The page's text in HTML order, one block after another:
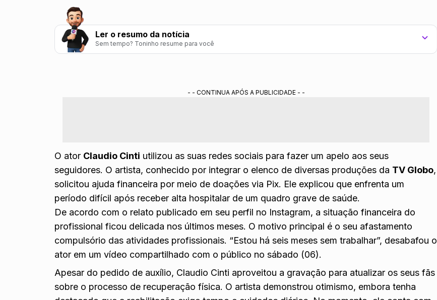
Ler o resumo da notícia
Sem tempo? Toninho resume para você
- - CONTINUA APÓS A PUBLICIDADE - -
O ator Claudio Cinti utilizou as suas redes sociais para fazer um apelo aos seus
seguidores. O artista, conhecido por integrar o elenco de diversas produções da TV Globo,
solicitou ajuda financeira por meio de doações via Pix. Ele explicou que enfrenta um
período difícil após receber alta hospitalar de um quadro grave de saúde.
De acordo com o relato publicado em seu perfil no Instagram, a situação financeira do
profissional ficou delicada nos últimos meses. O motivo principal é o seu afastamento
compulsório das atividades profissionais. “Estou há seis meses sem trabalhar”, desabafou o
ator em um vídeo compartilhado com o público no sábado (06).
Apesar do pedido de auxílio, Claudio Cinti aproveitou a gravação para atualizar os seus fãs
sobre o processo de recuperação física. O artista demonstrou otimismo, embora tenha